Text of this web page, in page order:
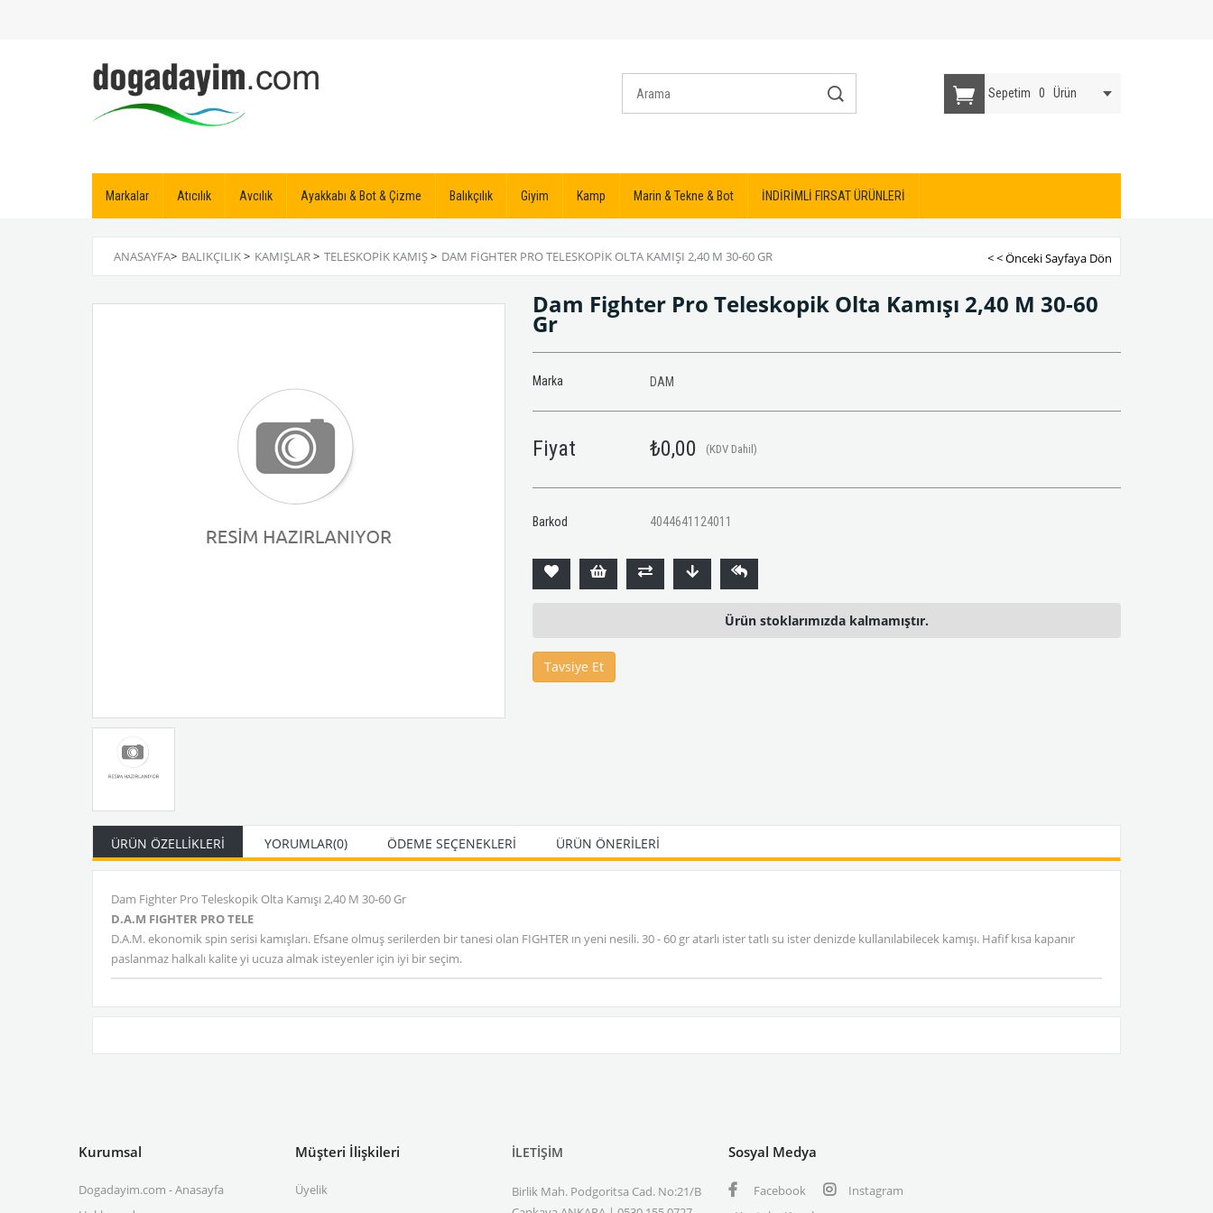
Sepetim 0 Ürün
Markalar Atıcılık Avcılık Ayakkabı & Bot & Çizme Balıkçılık Giyim Kamp Marin & Tekne & Bot İNDİRİMLİ FIRSAT ÜRÜNLERİ
ANASAYFA> BALIKÇILIK> KAMIŞLAR> TELESKOPIK KAMIŞ> DAM FIGHTER PRO TELESKOPIK OLTA KAMIŞI 2,40 M 30-60 GR < < Önceki Sayfaya Dön
Dam Fighter Pro Teleskopik Olta Kamışı 2,40 M 30-60
Gr
Marka DAM
Fiyat ₺0,00 (KDV Dahil)
Barkod 4044641124011
Ürün stoklarımızda kalmamıştır.
Tavsiye Et
ÜRÜN ÖZELLIKLERI YORUMLAR(0) ÖDEME SEÇENEKLERI ÜRÜN ÖNERILERI
Dam Fighter Pro Teleskopik Olta Kamışı 2,40 M 30-60 Gr
D.A.M FIGHTER PRO TELE
D.A.M. ekonomik spin serisi kamışları. Efsane olmuş serilerden bir tanesi olan FIGHTER ın yeni nesili. 30 - 60 gr atarlı ister tatlı su ister denizde kullanılabilecek kamışı. Hafif kısa kapanır
paslanmaz halkalı kalite yi ucuza almak isteyenler için iyi bir seçim.
Kurumsal
Dogadayim.com - Anasayfa
Müşteri İlişkileri
Üyelik
İLETİŞİM
Birlik Mah. Podgoritsa Cad. No:21/B
Sosyal Medya
Facebook
Instagram